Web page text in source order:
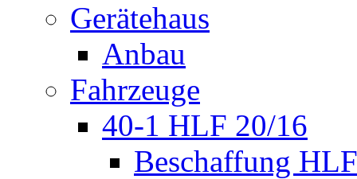
Gerätehaus
Anbau
Fahrzeuge
40-1 HLF 20/16
Beschaffung HLF